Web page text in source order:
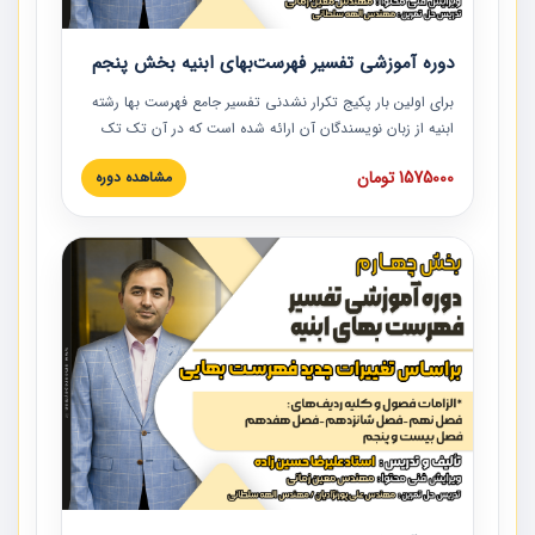
دوره آموزشی تفسیر فهرست‌بهای ابنیه بخش پنجم
برای اولین بار پکیج تکرار نشدنی تفسیر جامع فهرست بها رشته
ابنیه از زبان نویسندگان آن ارائه شده است که در آن تک تک
ردیف ها و مطالب فهرست بها تفسیر و ارائه شده است. این
دوره به صورت کامل تصویری بوده و به همراه تصاویر عملیات
دوره با کلام مهندس علیرضاحسین‌زاده مدیر پروژه مهندسی
مشاور در امر بازنگری فهرست بها رشته ابنیه ارائه شده و به تمام
همکارانی که در حوزه صنعت ساخت در حال فعالیت هستند حتما
توصیه می کنیم از مطالب این دوره استفاده نمایند.
1575000 تومان مشاهده دوره